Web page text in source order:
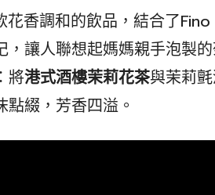
花香調和的飲品，結合了
，讓人聯想起媽媽親手泡製
將港式酒樓茉莉花茶與茉莉
綴，芳香四溢。